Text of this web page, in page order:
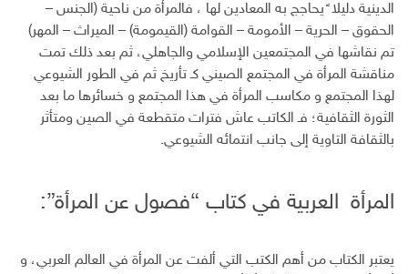
الدينية دليلا ً يحاجج به المعادين لها ، فالمرأة من ناحية (الجنس –
الحقوق – الحرية – الأمومة – القوامة (القيمومة) – الميراث – المهر)
تم نقاشها في المجتمعين الإسلامي والجاهلي، ثم بعد ذلك تمت
مناقشة المرأة في المجتمع الصيني كـ تأريخ ثم في الطور الشيوعي
لهذا المجتمع و مكاسب المرأة في هذا المجتمع و خسائرها ما بعد
الثورة الثقافية؛ فـ الكاتب عاش فترات متقطعة في الصين ومتأثر
بالثقافة التاوية إلى جانب انتمائه الشيوعي.
المرأة العربية في كتاب “فصول عن المرأة”:
يعتبر الكتاب من أهم الكتب التي ألفت عن المرأة في العالم العربي، و